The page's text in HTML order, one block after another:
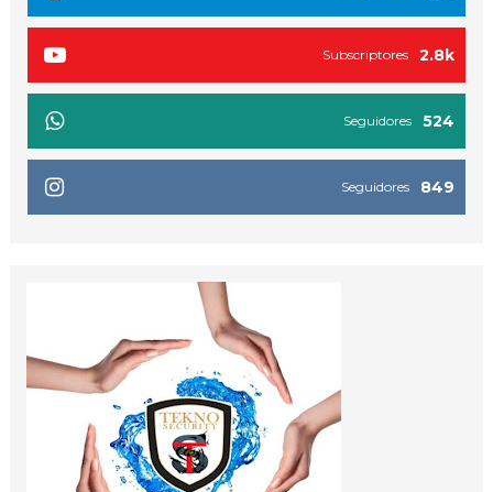
2.8k
Subscriptores
524
Seguidores
849
Seguidores